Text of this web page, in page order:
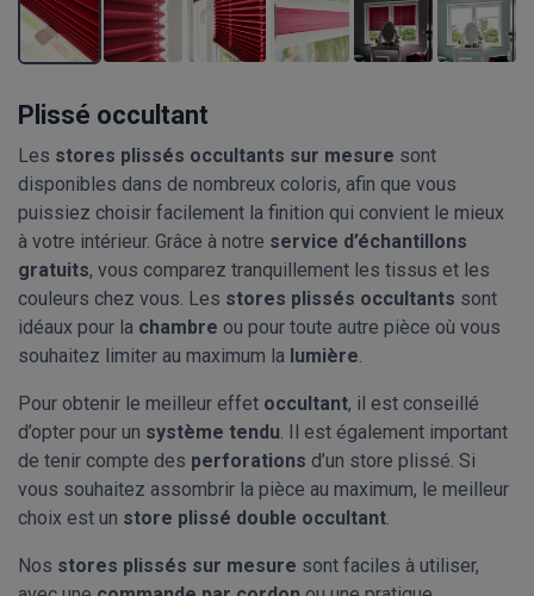
Plissé occultant
Les stores plissés occultants sur mesure sont
disponibles dans de nombreux coloris, afin que vous
puissiez choisir facilement la finition qui convient le mieux
à votre intérieur. Grâce à notre service d’échantillons
gratuits, vous comparez tranquillement les tissus et les
couleurs chez vous. Les stores plissés occultants sont
idéaux pour la chambre ou pour toute autre pièce où vous
souhaitez limiter au maximum la lumière.
Pour obtenir le meilleur effet occultant, il est conseillé
d’opter pour un système tendu. Il est également important
de tenir compte des perforations d’un store plissé. Si
vous souhaitez assombrir la pièce au maximum, le meilleur
choix est un store plissé double occultant.
Nos stores plissés sur mesure sont faciles à utiliser,